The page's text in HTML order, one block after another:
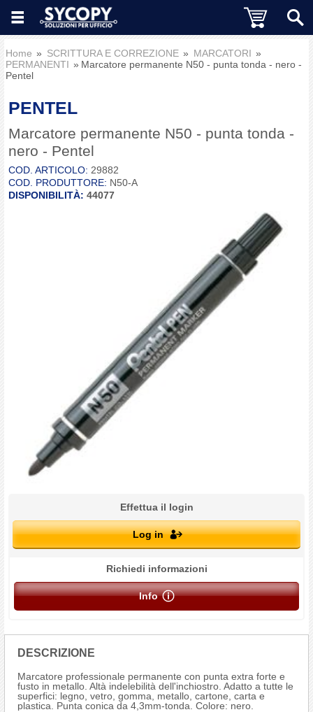
Home SCRITTURA E CORREZIONE
MARCATORI
PERMANENTI
Marcatore permanente N50 - punta tonda - nero -
Pentel
PENTEL
Marcatore permanente N50 - punta tonda -
nero - Pentel
COD. ARTICOLO: 29882
COD. PRODUTTORE: N50-A
DISPONIBILITÀ: 44077
Effettua il login
Log in
Richiedi informazioni
Info
DESCRIZIONE
Marcatore professionale permanente con punta extra forte e
fusto in metallo. Altà indelebilità dell'inchiostro. Adatto a tutte le
superfici: legno, vetro, gomma, metallo, cartone, carta e
plastica. Punta conica da 4,3mm-tonda. Colore: nero.